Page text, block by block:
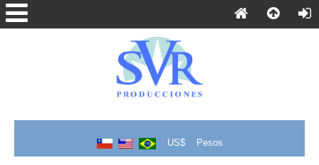
US$ Pesos